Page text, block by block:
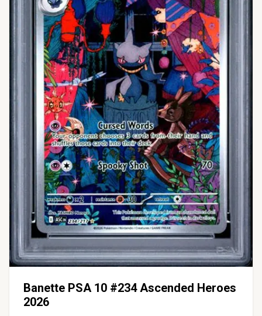
Banette PSA 10 #234 Ascended Heroes
2026